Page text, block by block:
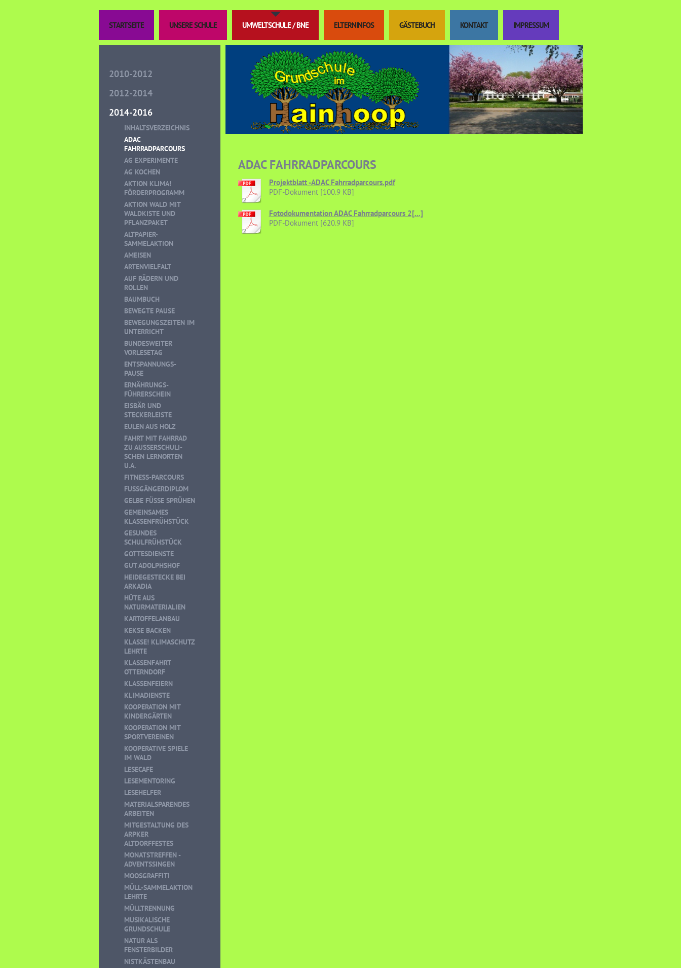
STARTSEITE UNSERE SCHULE UMWELTSCHULE / BNE ELTERNINFOS GÄSTEBUCH KONTAKT IMPRESSUM
2010-2012
2012-2014
2014-2016
INHALTSVERZEICHNIS
ADAC
FAHRRADPARCOURS
AG EXPERIMENTE
AG KOCHEN
AKTION KLIMA!
FÖRDERPROGRAMM
AKTION WALD MIT
WALDKISTE UND
PFLANZPAKET
ALTPAPIER-
SAMMELAKTION
AMEISEN
ARTENVIELFALT
AUF RÄDERN UND
ROLLEN
BAUMBUCH
BEWEGTE PAUSE
BEWEGUNGSZEITEN IM
UNTERRICHT
BUNDESWEITER
VORLESETAG
ENTSPANNUNGS-
PAUSE
ERNÄHRUNGS-
FÜHRERSCHEIN
EISBÄR UND
STECKERLEISTE
EULEN AUS HOLZ
FAHRT MIT FAHRRAD
ZU AUSSERSCHULI-S
CHEN LERNORTEN U
.A.
FITNESS-PARCOURS
FUSSGÄNGERDIPLOM
GELBE FÜSSE SPRÜHEN
GEMEINSAMES
KLASSENFRÜHSTÜCK
GESUNDES
SCHULFRÜHSTÜCK
GOTTESDIENSTE
GUT ADOLPHSHOF
HEIDEGESTECKE BEI
ARKADIA
HÜTE AUS
NATURMATERIALIEN
KARTOFFELANBAU
KEKSE BACKEN
KLASSE! KLIMASCHUTZ
LEHRTE
KLASSENFAHRT
OTTERNDORF
KLASSENFEIERN
KLIMADIENSTE
KOOPERATION MIT
KINDERGÄRTEN
KOOPERATION MIT
SPORTVEREINEN
KOOPERATIVE SPIELE
IM WALD
LESECAFE
LESEMENTORING
LESEHELFER
MATERIALSPARENDES
ARBEITEN
MITGESTALTUNG DES
ARPKER
ALTDORFFESTES
MONATSTREFFEN -
ADVENTSSINGEN
MOOSGRAFFITI
MÜLL-SAMMELAKTION
LEHRTE
MÜLLTRENNUNG
MUSIKALISCHE
GRUNDSCHULE
NATUR ALS
FENSTERBILDER
NISTKÄSTENBAU
ADAC FAHRRADPARCOURS
Projektblatt -ADAC Fahrradparcours.pdf
PDF-Dokument [100.9 KB]
Fotodokumentation ADAC Fahrradparcours 2[...]
PDF-Dokument [620.9 KB]